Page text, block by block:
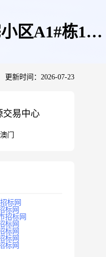
区A1#栋101
更新时间：2026-07-23
交易中心
澳门
标网
标网
招标网
标网
标网
标网
标网